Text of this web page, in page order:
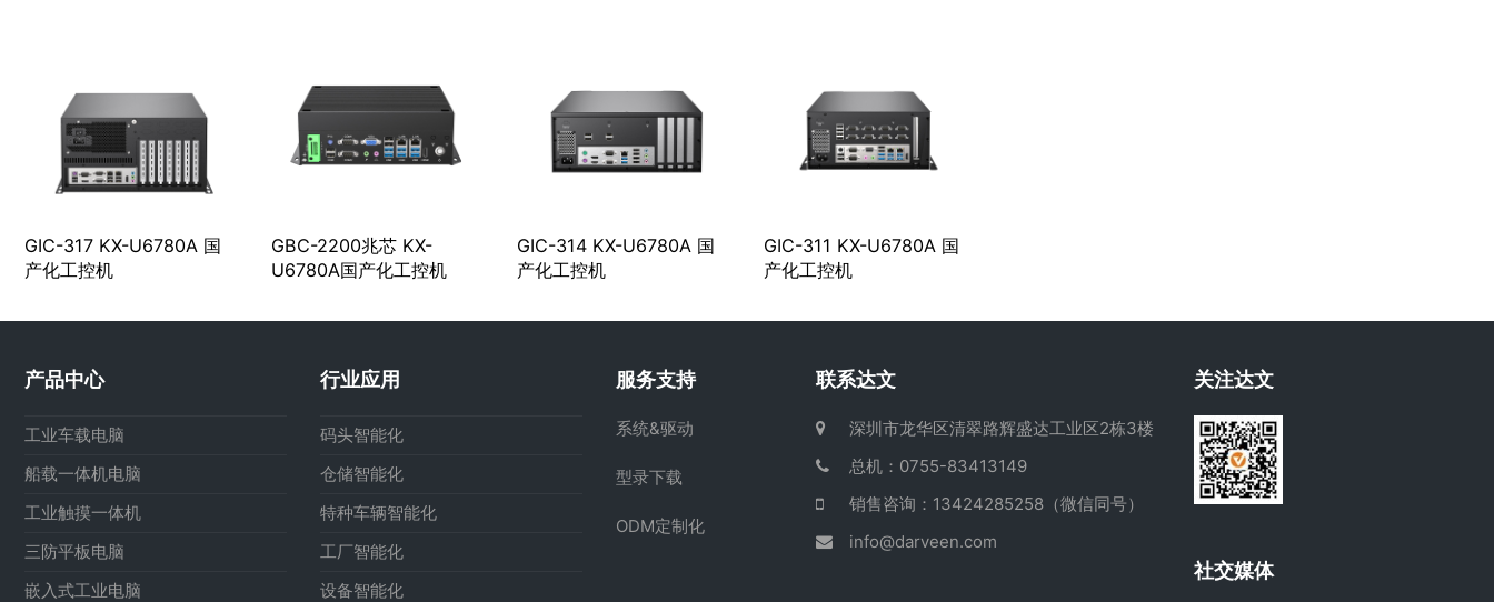
GIC-317 KX-U6780A 国
产化工控机
GBC-2200兆芯 KX-
U6780A国产化工控机
GIC-314 KX-U6780A 国
产化工控机
GIC-311 KX-U6780A 国
产化工控机
产品中心
工业车载电脑
船载一体机电脑
工业触摸一体机
三防平板电脑
嵌入式工业电脑
行业应用
码头智能化
仓储智能化
特种车辆智能化
工厂智能化
设备智能化
服务支持
系统&驱动
型录下载
ODM定制化
联系达文
深圳市龙华区清翠路辉盛达工业区2栋3楼
总机：0755-83413149
销售咨询：13424285258（微信同号）
info@darveen.com
关注达文
社交媒体